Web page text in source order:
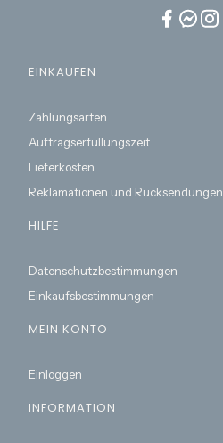
Fußzeilenmenü
EINKAUFEN
Zahlungsarten
Auftragserfüllungszeit
Lieferkosten
Reklamationen und Rücksendungen
HILFE
Datenschutzbestimmungen
Einkaufsbestimmungen
MEIN KONTO
Einloggen
INFORMATION